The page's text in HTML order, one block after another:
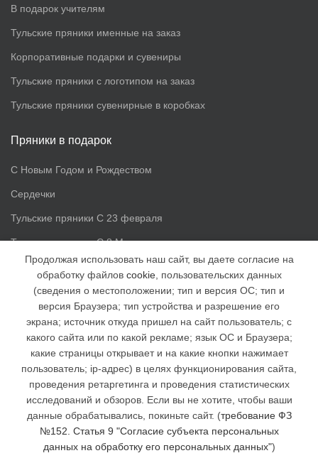
В подарок учителям
Тульские пряники именные на заказ
Корпоративные подарки и сувениры
Тульские пряники с логотипом на заказ
Тульские пряники сувенирные в коробках
Пряники в подарок
С Новым Годом и Рождеством
Сердечки
Тульские пряники С 23 февраля
Тульские пряники С 8 Марта
Доп. информация
Статьи
Доставка и оплата
Наша группа ВК
Отзывы
Продолжая использовать наш сайт, вы даете согласие на
обработку файлов cookie, пользовательских данных
(сведения о местоположении; тип и версия ОС; тип и
версия Браузера; тип устройства и разрешение его
экрана; источник откуда пришел на сайт пользователь; с
какого сайта или по какой рекламе; язык ОС и Браузера;
какие страницы открывает и на какие кнопки нажимает
пользователь; ip-адрес) в целях функционирования сайта,
проведения ретаргетинга и проведения статистических
исследований и обзоров. Если вы не хотите, чтобы ваши
данные обрабатывались, покиньте сайт. (требование ФЗ
№152. Статья 9 "Согласие субъекта персональных
данных на обработку его персональных данных")